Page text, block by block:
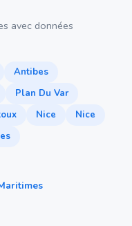
avec données
Antibes
Plan Du Var
Nice
Nice